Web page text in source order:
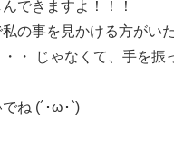
できますよ！！！
私の事を見かける方がい
・ じゃなくて、手を振
ね (´･ω･`)